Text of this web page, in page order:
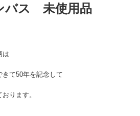
バス 未使用品
は
て50年を記念して
ります。